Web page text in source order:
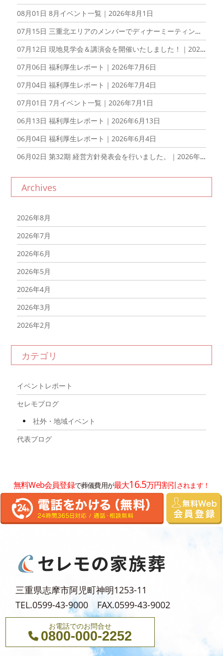
08月01日 8月イベント一覧｜2026年8月1日
07月15日 三重北エリアのメンバーでディナーミーティングを開催しました！｜2026年7月15日
07月12日 現地見学会＆講演会を開催いたしました！｜2026年7月12日
07月06日 福利厚生レポート｜2026年7月6日
07月04日 福利厚生レポート｜2026年7月4日
07月01日 7月イベント一覧｜2026年7月1日
06月13日 福利厚生レポート｜2026年6月13日
06月04日 福利厚生レポート｜2026年6月4日
06月02日 第32期 経営方針発表会を行いました。｜2026年6月2日
Archives
2026年8月
2026年7月
2026年6月
2026年5月
2026年4月
2026年3月
2026年2月
2026年1月
2025年12月
2025年10月
2025年8月
2025年5月
2025年4月
2025年3月
2025年1月
2024年12月
2024年11月
2024年10月
2024年9月
2024年8月
カテゴリ
イベントレポート
セレモブログ
社外・地域イベント
代表ブログ
無料Web会員登録で葬儀費用が最大16.5万円割引されます！
三重県志摩市阿児町神明1253-11
TEL.0599-43-9000 FAX.0599-43-9002
お電話でのお問合せ
0800-000-2252